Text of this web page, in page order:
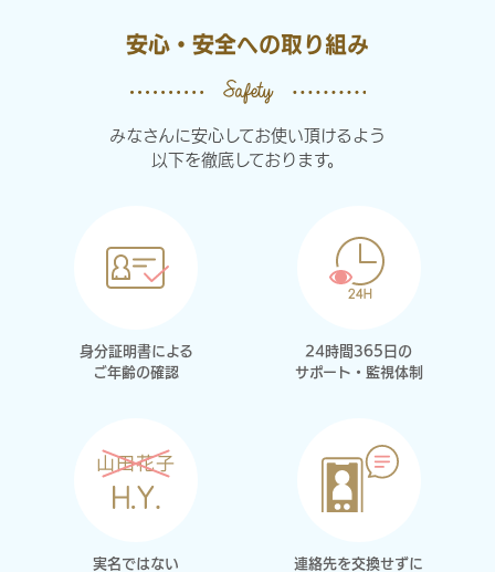
安心・安全への取り組み
みなさんに安心してお使い頂けるよう
以下を徹底しております。
身分証明書による
ご年齢の確認
24時間365日の
サポート・監視体制
実名ではない
連絡先を交換せずに